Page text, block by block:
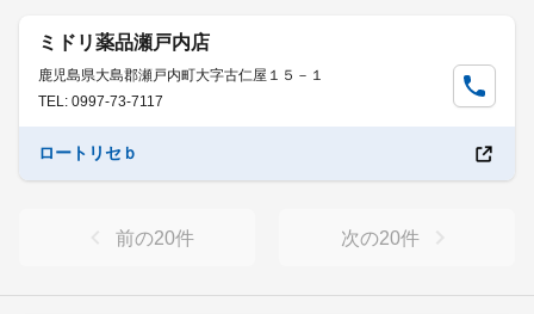
ミドリ薬品瀬戸内店
鹿児島県大島郡瀬戸内町大字古仁屋１５－１
TEL: 0997-73-7117
ロートリセｂ
前の20件 次の20件